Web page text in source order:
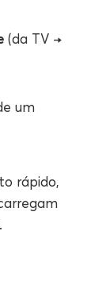
(da TV →
um
rápido,